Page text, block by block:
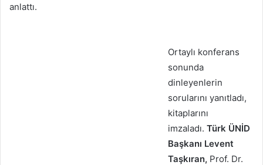
anlattı.
Ortaylı konferans
sonunda
dinleyenlerin
sorularını yanıtladı,
kitaplarını
imzaladı. Türk ÜNİD
Başkanı Levent
Taşkıran, Prof. Dr.